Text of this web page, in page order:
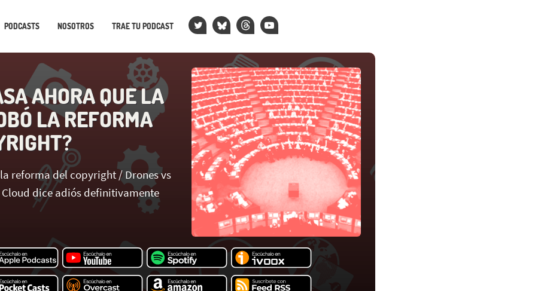
PODCASTS NOSOTROS TRAE TU PODCAST
AHORA QUE LA
LA REFORMA
reforma del copyright / Drones vs
Cloud dice adiós definitivamente